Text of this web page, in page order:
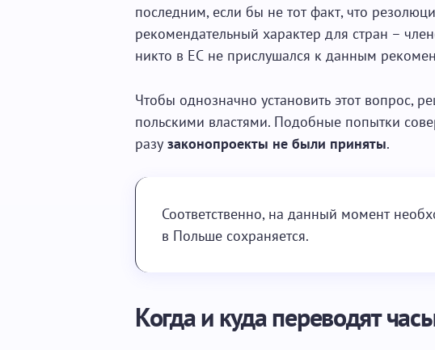
последним, если бы не тот факт, что
рекомендательный характер для стран –
никто в ЕС не прислушался к данным
Чтобы однозначно установить этот вопрос,
польскими властями. Подобные попытки
разу законопроекты не были приняты.
Соответственно, на данный момент
в Польше сохраняется.
Когда и куда переводят